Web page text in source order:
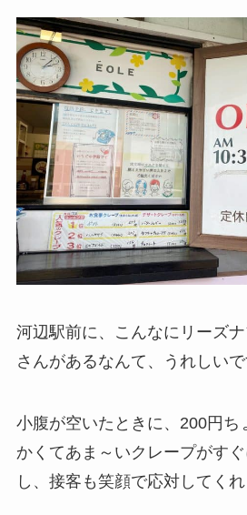
河辺駅前に、こんなにリーズ
さんがあるなんて、うれしいで
小腹が空いたときに、200円ち
かくてあま～いクレープがす
し、接客も笑顔で応対してくれ